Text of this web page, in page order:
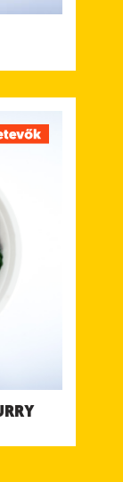
Nincs
sütőtök
Bengáli
csatnival